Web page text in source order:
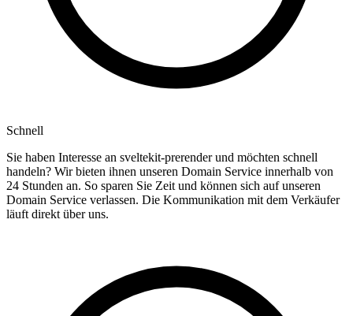
Schnell
Sie haben Interesse an sveltekit-prerender und möchten schnell
handeln? Wir bieten ihnen unseren Domain Service innerhalb von
24 Stunden an. So sparen Sie Zeit und können sich auf unseren
Domain Service verlassen. Die Kommunikation mit dem Verkäufer
läuft direkt über uns.